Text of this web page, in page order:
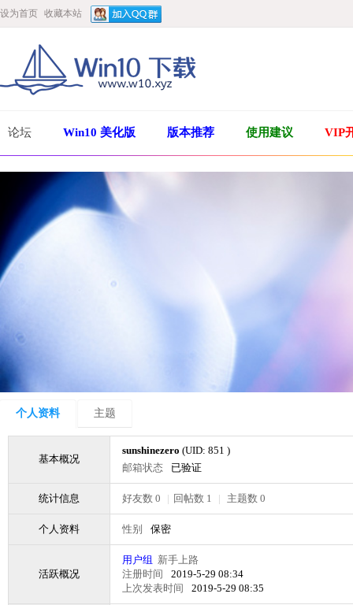
设为首页 收藏本站
论坛 Win10 美化版 版本推荐 使用建议 VIP
个人资料 主题
基本概况
sunshinezero (UID: 851 )
邮箱状态
已验证
统计信息 好友数 0 | 回帖数 1 | 主题数 0
个人资料 性别 保密
活跃概况
用户组 新手上路
注册时间
2019-5-29 08:34
上次发表时间
2019-5-29 08:35